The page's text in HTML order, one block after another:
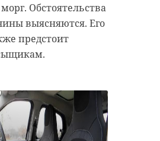
Обстоятельства
выясняются. Его
предстоит